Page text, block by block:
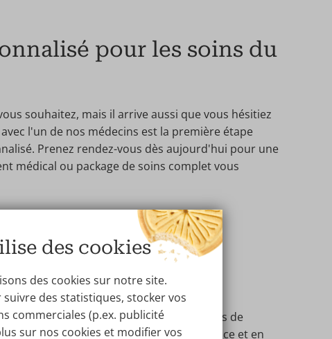
pour les soins du
souhaitez, mais il arrive aussi que vous hésitiez
l'un de nos médecins est la première étape
Prenez rendez-vous dès aujourd'hui pour une
médical ou package de soins complet vous
Wellness Kliniek
Kliniek
professionnels et esthéticiennes de
en Belgique, aux Pays-Bas, en France et en
des cookies
des cookies sur notre site.
des statistiques, stocker vos
commerciales (p.ex. publicité
sur nos cookies et modifier vos